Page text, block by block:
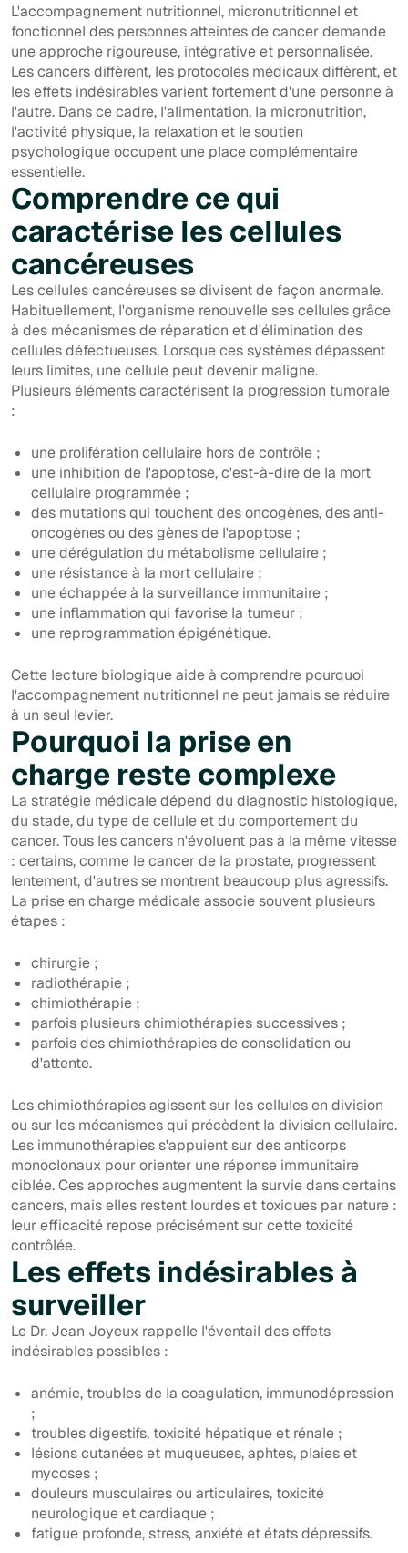
L'accompagnement nutritionnel, micronutritionnel et
fonctionnel des personnes atteintes de cancer demande
une approche rigoureuse, intégrative et personnalisée.
Les cancers diffèrent, les protocoles médicaux diffèrent, et
les effets indésirables varient fortement d'une personne à
l'autre. Dans ce cadre, l'alimentation, la micronutrition,
l'activité physique, la relaxation et le soutien
psychologique occupent une place complémentaire
essentielle.
Comprendre ce qui
caractérise les cellules
cancéreuses
Les cellules cancéreuses se divisent de façon anormale.
Habituellement, l'organisme renouvelle ses cellules grâce
à des mécanismes de réparation et d'élimination des
cellules défectueuses. Lorsque ces systèmes dépassent
leurs limites, une cellule peut devenir maligne.
Plusieurs éléments caractérisent la progression tumorale
:
une prolifération cellulaire hors de contrôle ;
une inhibition de l'apoptose, c'est-à-dire de la mort
cellulaire programmée ;
des mutations qui touchent des oncogènes, des anti-
oncogènes ou des gènes de l'apoptose ;
une dérégulation du métabolisme cellulaire ;
une résistance à la mort cellulaire ;
une échappée à la surveillance immunitaire ;
une inflammation qui favorise la tumeur ;
une reprogrammation épigénétique.
Cette lecture biologique aide à comprendre pourquoi
l'accompagnement nutritionnel ne peut jamais se réduire
à un seul levier.
Pourquoi la prise en
charge reste complexe
La stratégie médicale dépend du diagnostic histologique,
du stade, du type de cellule et du comportement du
cancer. Tous les cancers n'évoluent pas à la même vitesse
: certains, comme le cancer de la prostate, progressent
lentement, d'autres se montrent beaucoup plus agressifs.
La prise en charge médicale associe souvent plusieurs
étapes :
chirurgie ;
radiothérapie ;
chimiothérapie ;
parfois plusieurs chimiothérapies successives ;
parfois des chimiothérapies de consolidation ou
d'attente.
Les chimiothérapies agissent sur les cellules en division
ou sur les mécanismes qui précèdent la division cellulaire.
Les immunothérapies s'appuient sur des anticorps
monoclonaux pour orienter une réponse immunitaire
ciblée. Ces approches augmentent la survie dans certains
cancers, mais elles restent lourdes et toxiques par nature :
leur efficacité repose précisément sur cette toxicité
contrôlée.
Les effets indésirables à
surveiller
Le Dr. Jean Joyeux rappelle l'éventail des effets
indésirables possibles :
anémie, troubles de la coagulation, immunodépression
;
troubles digestifs, toxicité hépatique et rénale ;
lésions cutanées et muqueuses, aphtes, plaies et
mycoses ;
douleurs musculaires ou articulaires, toxicité
neurologique et cardiaque ;
fatigue profonde, stress, anxiété et états dépressifs.